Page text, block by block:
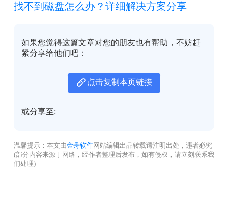
找不到磁盘怎么办？详细解决方案分享
如果您觉得这篇文章对您的朋友也有帮助，不妨赶
紧分享给他们吧：
点击复制本页链接
或分享至:
温馨提示：本文由金舟软件网站编辑出品转载请注明出处，违者必究
(部分内容来源于网络，经作者整理后发布，如有侵权，请立刻联系我
们处理)